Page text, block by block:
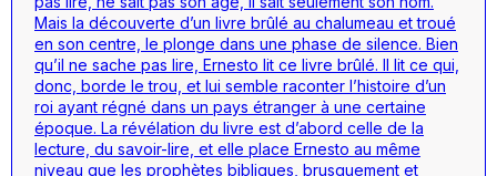
Mais la découverte d’un livre brûlé au chalumeau et troué
en son centre, le plonge dans une phase de silence. Bien
qu’il ne sache pas lire, Ernesto lit ce livre brûlé. Il lit ce qui,
donc, borde le trou, et lui semble raconter l’histoire d’un
roi ayant régné dans un pays étranger à une certaine
époque. La révélation du livre est d’abord celle de la
lecture, du savoir-lire, et elle place Ernesto au même
niveau que les prophètes bibliques, brusquement et